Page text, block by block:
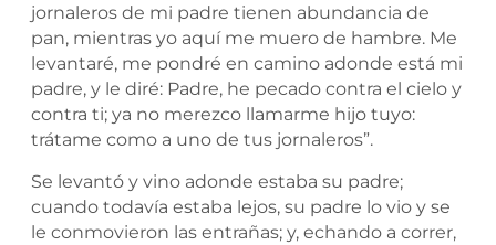
jornaleros de mi padre tienen abundancia de
pan, mientras yo aquí me muero de hambre. Me
levantaré, me pondré en camino adonde está mi
padre, y le diré: Padre, he pecado contra el cielo y
contra ti; ya no merezco llamarme hijo tuyo:
trátame como a uno de tus jornaleros”.
Se levantó y vino adonde estaba su padre;
cuando todavía estaba lejos, su padre lo vio y se
le conmovieron las entrañas; y, echando a correr,